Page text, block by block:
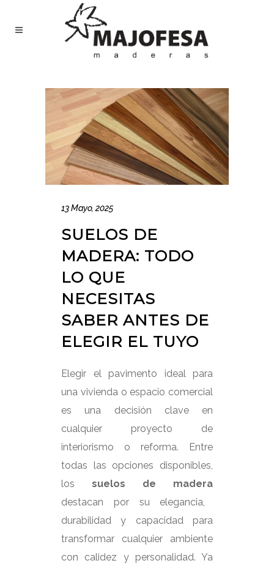
13 Mayo, 2025
SUELOS DE
MADERA: TODO
LO QUE
NECESITAS
SABER ANTES DE
ELEGIR EL TUYO
Elegir el pavimento ideal para
una vivienda o espacio comercial
es una decisión clave en
cualquier proyecto de
interiorismo o reforma. Entre
todas las opciones disponibles,
los suelos de madera
destacan por su elegancia,
durabilidad y capacidad para
transformar cualquier ambiente
con calidez y personalidad. Ya